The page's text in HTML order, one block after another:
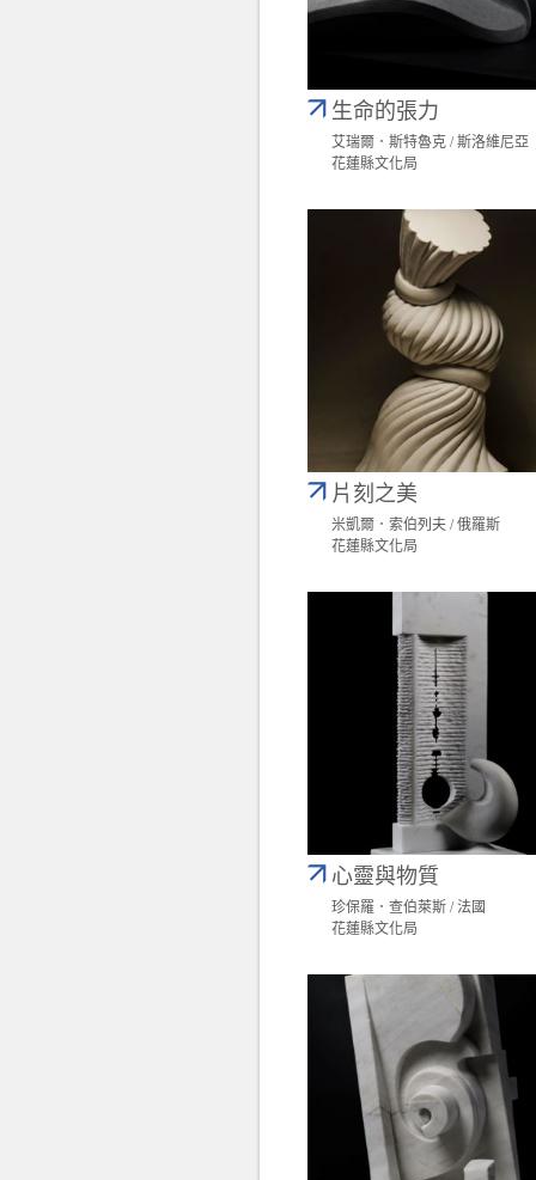
生命的張力
艾瑞爾．斯特魯克 / 斯洛維尼亞
花蓮縣文化局
片刻之美
米凱爾．索伯列夫 / 俄羅斯
花蓮縣文化局
心靈與物質
珍保羅．查伯萊斯 / 法國
花蓮縣文化局